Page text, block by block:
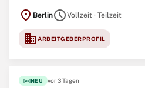
brauchen wir eine große Vielfalt von
Spezialisten in handwerklichen
location_on BerlinscheduleVollzeit · Teilzeit
domainARBEITGEBERPROFIL
fiber_newNEU vor 3 Tagen